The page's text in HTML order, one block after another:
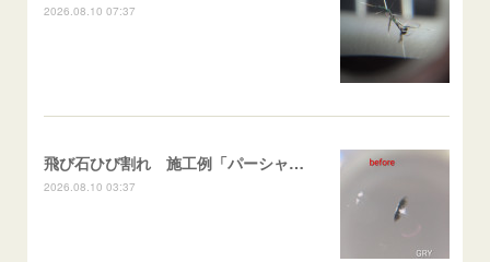
2026.08.10 07:37
飛び石ひび割れ 施工例「パーシャル系ハーフムーン系」ハイエース
2026.08.10 03:37